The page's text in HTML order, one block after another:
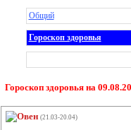
Общий
Гороскоп здоровья
Гороскоп здоровья на
Овен (21.03-20.04)